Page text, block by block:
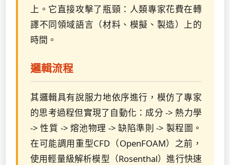
上。它直接攻擊了瓶頸：人類專家花費在轉
譯不同領域語言（材料、模擬、製造）上的
時間。
邏輯流程
其邏輯具有說服力地依序進行，模仿了專家
的思考過程但實現了自動化：成分 -> 熱力學
-> 性質 -> 熔池物理 -> 缺陷準則 -> 製程圖。
在可能調用重型CFD（OpenFOAM）之前，
使用輕量級解析模型（Rosenthal）進行快速